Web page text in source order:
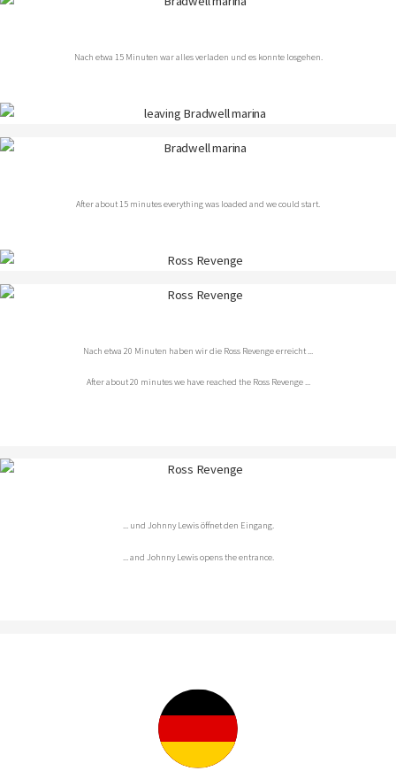
Nach etwa 15 Minuten war alles verladen und es konnte losgehen.
After about 15 minutes everything was loaded and we could start.
Nach etwa 20 Minuten haben wir die Ross Revenge erreicht ...
After about 20 minutes we have reached the Ross Revenge ...
... und Johnny Lewis öffnet den Eingang.
... and Johnny Lewis opens the entrance.